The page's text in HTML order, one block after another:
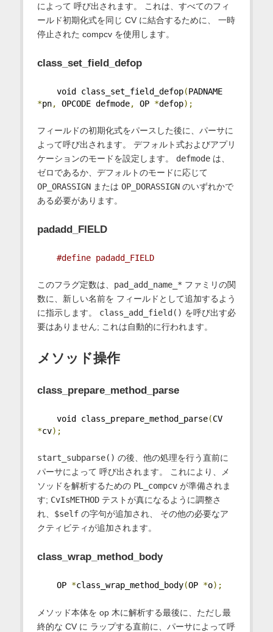
によって 呼び出されます。 これは、すべてのフィ
ールド初期化式を同じ CV に結合するために、 一時
停止された compcv を使用します。
class_set_field_defop
void class_set_field_defop(
PADNAME
*pn, OPCODE defmode, OP *defop);
フィールドの初期化式をパースした後に、パーサに
よって呼び出されます。 デフォルト式およびアプリ
ケーションのモードを設定します。 defmodeは、
ゼロであるか、デフォルトのモードに応じて
OP_ORASSIGNまたは OP_DORASSIGNのいずれかで
ある必要があります。
padadd_FIELD
#define padadd_FIELD
このフラグ定数は、 pad_add_name_* ファミリの関
数に、新しい名前を フィールドとして追加するよう
に指示します。 class_add_field() を呼び出す必
要はありません; これは自動的に行われます。
メソッド操作
class_prepare_method_parse
void class_prepare_method_parse(
CV
*cv);
start_subparse() の後、他の処理を行う直前に
パーサによって 呼び出されます。 これにより、メ
ソッドを解析するための PL_compcvが準備されま
す; CvIsMETHODテストが真になるように調整さ
れ、 $selfの字句が追加され、 その他の必要なア
クティビティが追加されます。
class_wrap_method_body
OP *class_wrap_method_body(OP *o);
メソッド本体を op 木に解析する最後に、ただし最
終的な CV に ラップする直前に、パーサによって呼